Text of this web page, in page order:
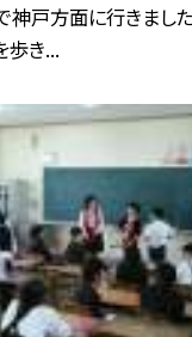
神戸方面に行きまし
歩き...